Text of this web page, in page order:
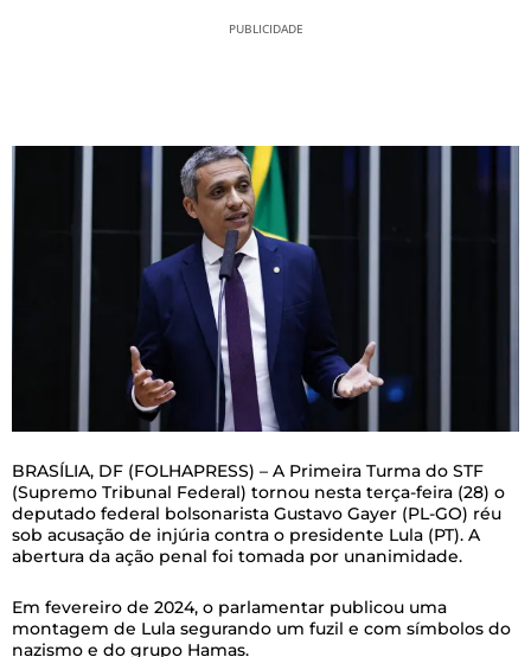
PUBLICIDADE
BRASÍLIA, DF (FOLHAPRESS) – A Primeira Turma do STF
(Supremo Tribunal Federal) tornou nesta terça-feira (28) o
deputado federal bolsonarista Gustavo Gayer (PL-GO) réu
sob acusação de injúria contra o presidente Lula (PT). A
abertura da ação penal foi tomada por unanimidade.
Em fevereiro de 2024, o parlamentar publicou uma
montagem de Lula segurando um fuzil e com símbolos do
nazismo e do grupo Hamas.